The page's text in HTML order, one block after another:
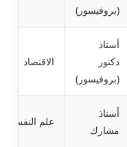
(بروفيسور)
أستاذ
دكتور
(بروفيسور)
الاقتصاد
أستاذ
مشارك
علم النفس